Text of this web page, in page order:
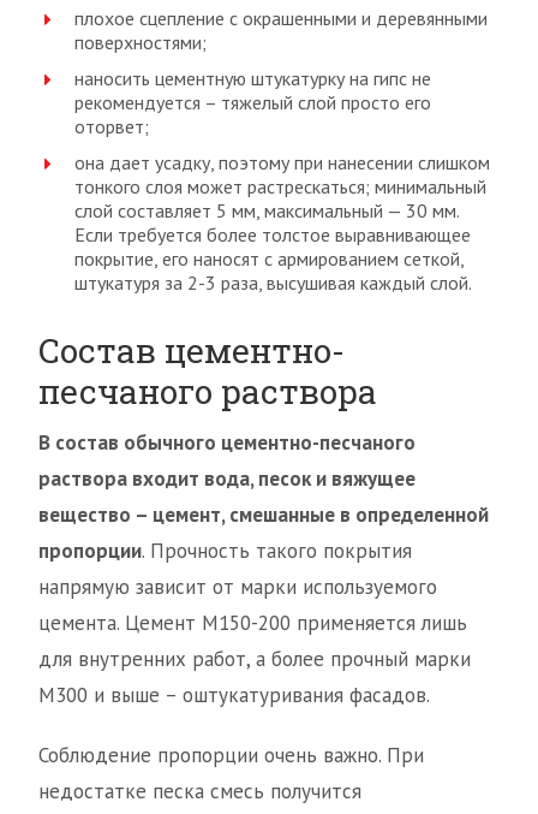
плохое сцепление с окрашенными и деревянными
поверхностями;
наносить цементную штукатурку на гипс не
рекомендуется – тяжелый слой просто его
оторвет;
она дает усадку, поэтому при нанесении слишком
тонкого слоя может растрескаться; минимальный
слой составляет 5 мм, максимальный — 30 мм.
Если требуется более толстое выравнивающее
покрытие, его наносят с армированием сеткой,
штукатуря за 2-3 раза, высушивая каждый слой.
Состав цементно-
песчаного раствора
В состав обычного цементно-песчаного
раствора входит вода, песок и вяжущее
вещество – цемент, смешанные в определенной
пропорции. Прочность такого покрытия
напрямую зависит от марки используемого
цемента. Цемент М150-200 применяется лишь
для внутренних работ, а более прочный марки
М300 и выше – оштукатуривания фасадов.
Соблюдение пропорции очень важно. При
недостатке песка смесь получится